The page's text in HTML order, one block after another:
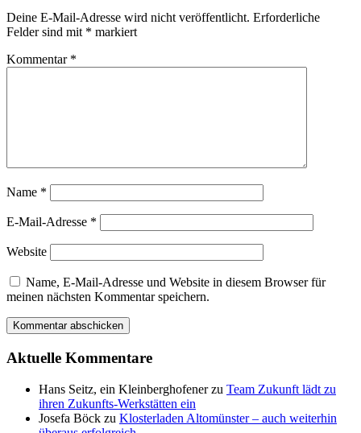
Deine E-Mail-Adresse wird nicht veröffentlicht. Erforderliche
Felder sind mit * markiert
Kommentar *
Name *
E-Mail-Adresse *
Website
Name, E-Mail-Adresse und Website in diesem Browser für
meinen nächsten Kommentar speichern.
Aktuelle Kommentare
Hans Seitz, ein Kleinberghofenerzu Team Zukunft lädt zu
ihren Zukunfts-Werkstätten ein
Josefa Böck zu Klosterladen Altomünster – auch weiterhin